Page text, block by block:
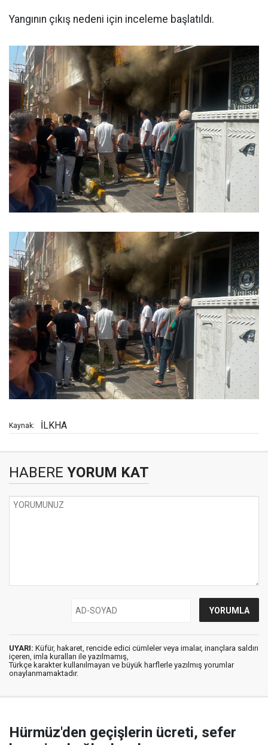
Yangının çıkış nedeni için inceleme başlatıldı.
Kaynak: İLKHA
HABERE YORUM KAT
UYARI: Küfür, hakaret, rencide edici cümleler veya imalar, inançlara saldırı
içeren, imla kuralları ile yazılmamış,
Türkçe karakter kullanılmayan ve büyük harflerle yazılmış yorumlar
onaylanmamaktadır.
Hürmüz'den geçişlerin ücreti, sefer